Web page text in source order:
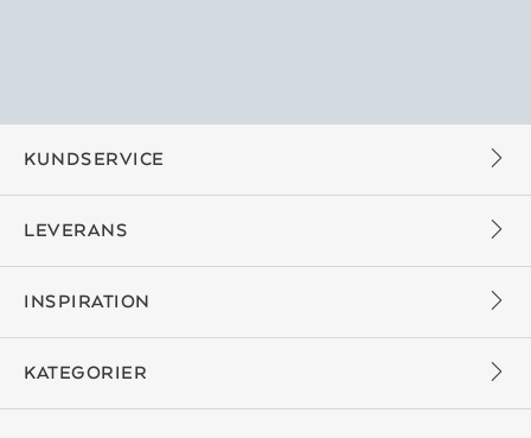
KUNDSERVICE
LEVERANS
INSPIRATION
KATEGORIER